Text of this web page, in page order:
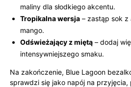
maliny dla słodkiego akcentu.
Tropikalna wersja – zastąp sok z
mango.
Odświeżający z miętą – dodaj
intensywniejszego smaku.
Na zakończenie, Blue Lagoon
sprawdzi się jako napój na